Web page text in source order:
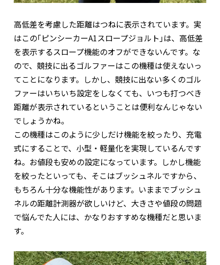
高低差を考慮した距離はつねに表示されています。実
はこの｢ピンシーカーA1スロープジョルト｣は、高低差
を表示するスロープ機能のオフができないんです。な
ので、競技に出るゴルファーはこの機種は使えないっ
てことになります。しかし、競技に出ない多くのゴル
ファーはいちいち設定をしなくても、いつも打つべき
距離が表示されているということは便利なんじゃない
でしょうかね。
この機種はこのように少しだけ機能を絞ったり、充電
式にすることで、小型・軽量化を実現しているんです
ね。お値段も安めの設定になっています。しかし機能
を絞ったといっても、そこはブッシュネルですから、
もちろん十分な機能性があります。いままでブッシュ
ネルの距離計測器が欲しいけど、大きさや値段の問題
で悩んでた人には、かなりおすすめな機種だと思いま
す。